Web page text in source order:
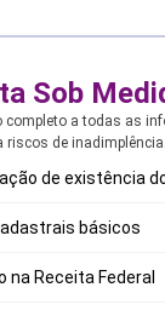
Sob
completo a todas as
riscos de inadimplência.
de existência
básicos
na Receita Federal